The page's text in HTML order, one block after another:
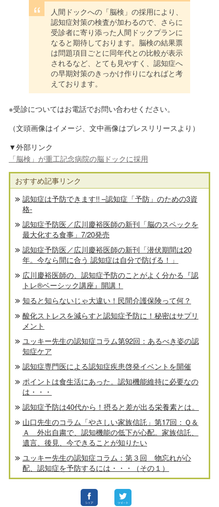
人間ドックへの「脳検」の採用により、
認知症対策の検査が加わるので、さらに
受診者に寄り添った人間ドックプランに
なると期待しております。脳検の結果票
は問題項目ごとに同年代との比較が表示
されるなど、とても見やすく、認知症へ
の早期対策のきっかけ作りになればと考
えております。
※受診についてはお電話でお問い合わせください。
（文頭画像はイメージ、文中画像はプレスリリースより）
▼外部リンク
「脳検」が重工記念病院の脳ドックに採用
おすすめ記事リンク
認知症は予防できます!! –認知症「予防」のための3資
格-
認知症予防医／広川慶裕医師の新刊「脳のスペックを
最大化する食事」7/20発売
認知症予防医／広川慶裕医師の新刊「潜伏期間は20
年。今なら間に合う 認知症は自分で防げる！」
広川慶裕医師の、認知症予防のことがよく分かる『認
トレ®️ベーシック講座』開講！
知ると知らないじゃ大違い！民間介護保険って何？
酸化ストレスを減らすと認知症予防に！秘密はサプリ
メント
ユッキー先生の認知症コラム第92回：あるべき姿の認
知症ケア
認知症専門医による認知症疾患啓発イベントを開催
ポイントは食生活にあった。認知機能維持に必要なの
は・・・
認知症予防は40代から！摂ると差が出る栄養素とは。
山口先生のコラム「やさしい家族信託」第17回：Ｑ＆
Ａ 外出自粛で、認知機能の低下が心配。家族信託、
遺言、後見、今できることが知りたい
ユッキー先生の認知症コラム：第３回 物忘れが心
配、認知症を予防するには・・・（その１）